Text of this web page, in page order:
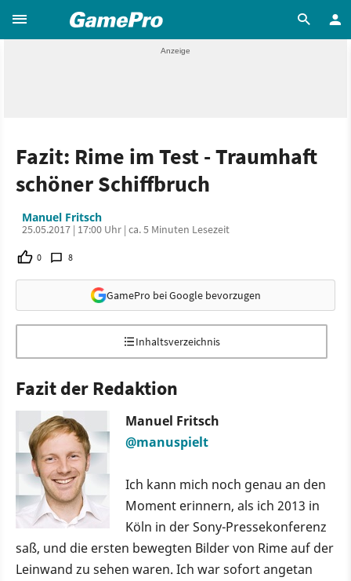
Fazit: Rime im Test - Traumhaft
schöner Schiffbruch
Manuel Fritsch
25.05.2017 | 17:00 Uhr | ca. 5 Minuten Lesezeit
0 8
GamePro bei Google bevorzugen
Inhaltsverzeichnis
Fazit der Redaktion
Manuel Fritsch
@manuspielt
Ich kann mich noch genau an den
Moment erinnern, als ich 2013 in
Köln in der Sony-Pressekonferenz
saß, und die ersten bewegten Bilder von Rime auf der
Leinwand zu sehen waren. Ich war sofort angetan